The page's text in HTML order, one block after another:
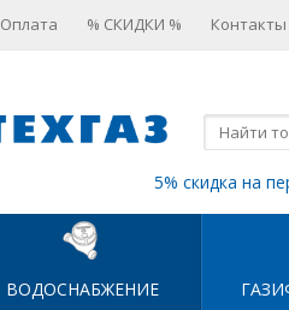
Оплата % СКИДКИ % Контакты
5% скидка на
ВОДОСНАБЖЕНИЕ